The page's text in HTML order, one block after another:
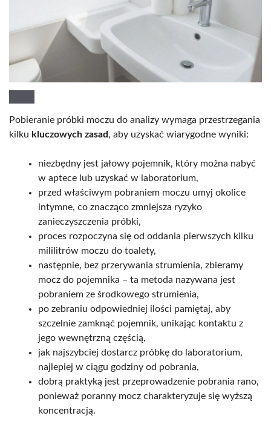
Pobieranie próbki moczu do analizy wymaga przestrzegania
kilku kluczowych zasad, aby uzyskać wiarygodne wyniki:
niezbędny jest jałowy pojemnik, który można nabyć
w aptece lub uzyskać w laboratorium,
przed właściwym pobraniem moczu umyj okolice
intymne, co znacząco zmniejsza ryzyko
zanieczyszczenia próbki,
proces rozpoczyna się od oddania pierwszych kilku
mililitrów moczu do toalety,
następnie, bez przerywania strumienia, zbieramy
mocz do pojemnika – ta metoda nazywana jest
pobraniem ze środkowego strumienia,
po zebraniu odpowiedniej ilości pamiętaj, aby
szczelnie zamknąć pojemnik, unikając kontaktu z
jego wewnętrzną częścią,
jak najszybciej dostarcz próbkę do laboratorium,
najlepiej w ciągu godziny od pobrania,
dobrą praktyką jest przeprowadzenie pobrania rano,
ponieważ poranny mocz charakteryzuje się wyższą
koncentracją.